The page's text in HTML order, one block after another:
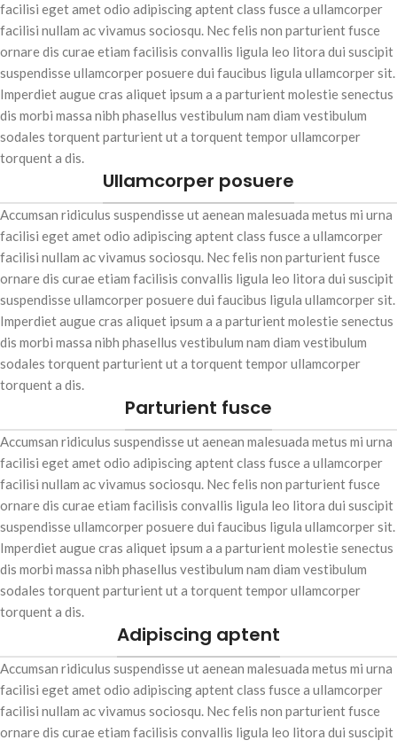
automatique, démarrage instantané
et Bluetooth audio. Emportez le
cinéma et vos applis partout grâce à
sa portabilité et son autonomie LED.
facilisi eget amet odio adipiscing aptent class fusce a ullamcorper
facilisi nullam ac vivamus sociosqu. Nec felis non parturient fusce
ornare dis curae etiam facilisis convallis ligula leo litora dui suscipit
suspendisse ullamcorper posuere dui faucibus ligula ullamcorper sit.
Imperdiet augue cras aliquet ipsum a a parturient molestie senectus
dis morbi massa nibh phasellus vestibulum nam diam vestibulum
sodales torquent parturient ut a torquent tempor ullamcorper
torquent a dis.
Ullamcorper posuere
Accumsan ridiculus suspendisse ut aenean malesuada metus mi urna
facilisi eget amet odio adipiscing aptent class fusce a ullamcorper
facilisi nullam ac vivamus sociosqu. Nec felis non parturient fusce
ornare dis curae etiam facilisis convallis ligula leo litora dui suscipit
suspendisse ullamcorper posuere dui faucibus ligula ullamcorper sit.
Imperdiet augue cras aliquet ipsum a a parturient molestie senectus
dis morbi massa nibh phasellus vestibulum nam diam vestibulum
sodales torquent parturient ut a torquent tempor ullamcorper
torquent a dis.
Parturient fusce
Accumsan ridiculus suspendisse ut aenean malesuada metus mi urna
facilisi eget amet odio adipiscing aptent class fusce a ullamcorper
facilisi nullam ac vivamus sociosqu. Nec felis non parturient fusce
ornare dis curae etiam facilisis convallis ligula leo litora dui suscipit
suspendisse ullamcorper posuere dui faucibus ligula ullamcorper sit.
Imperdiet augue cras aliquet ipsum a a parturient molestie senectus
dis morbi massa nibh phasellus vestibulum nam diam vestibulum
sodales torquent parturient ut a torquent tempor ullamcorper
torquent a dis.
Adipiscing aptent
Accumsan ridiculus suspendisse ut aenean malesuada metus mi urna
facilisi eget amet odio adipiscing aptent class fusce a ullamcorper
facilisi nullam ac vivamus sociosqu. Nec felis non parturient fusce
ornare dis curae etiam facilisis convallis ligula leo litora dui suscipit